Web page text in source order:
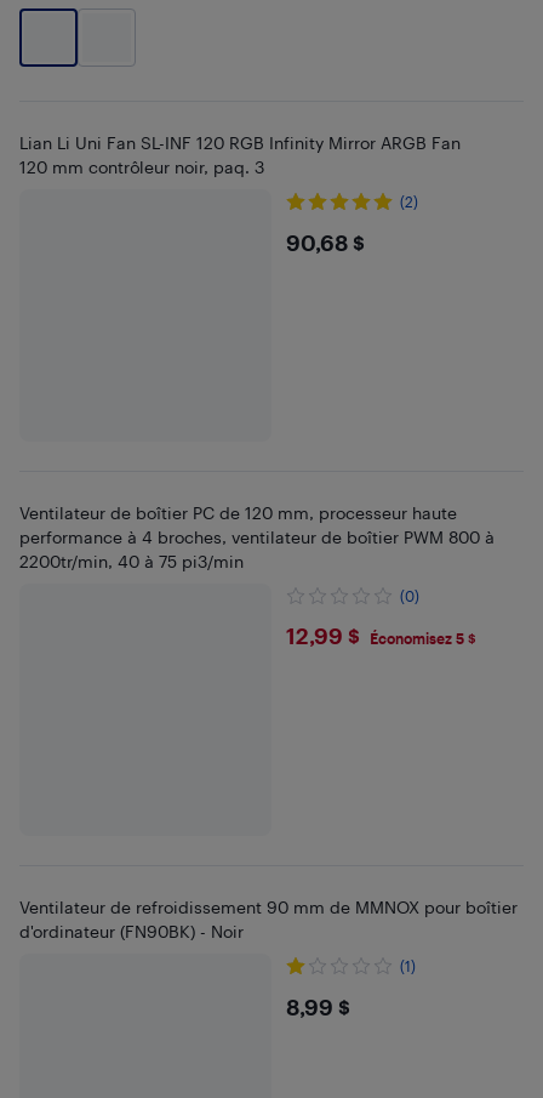
Lian Li Uni Fan SL-INF 120 RGB Infinity Mirror ARGB Fan
120 mm contrôleur noir, paq. 3
(2)
$90.68
90,68 $
Ventilateur de boîtier PC de 120 mm, processeur haute
performance à 4 broches, ventilateur de boîtier PWM 800 à
2200tr/min, 40 à 75 pi3/min
(0)
$12.99
12,99 $ Économisez 5 $
Ventilateur de refroidissement 90 mm de MMNOX pour boîtier
d'ordinateur (FN90BK) - Noir
(1)
$8.99
8,99 $